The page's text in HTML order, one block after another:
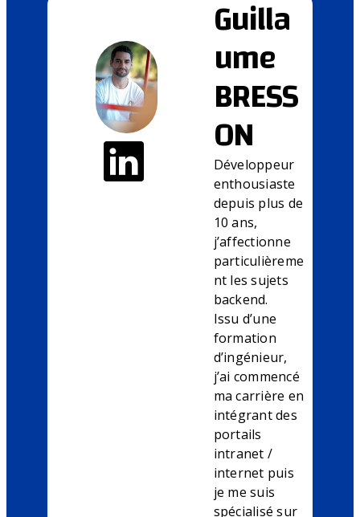
Guilla
ume
BRESS
ON
Développeur
enthousiaste
depuis plus de
10 ans,
j’affectionne
particulièreme
nt les sujets
backend.
Issu d’une
formation
d’ingénieur,
j’ai commencé
ma carrière en
intégrant des
portails
intranet /
internet puis
je me suis
spécialisé sur